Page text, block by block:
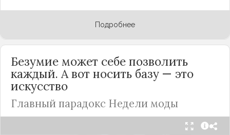
Подробнее
Безумие может себе позволить
каждый. А вот носить базу — это
искусство
Главный парадокс Недели моды